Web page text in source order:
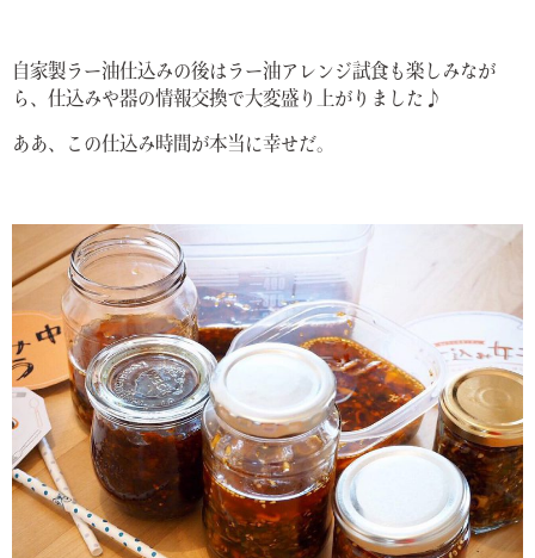
自家製ラー油仕込みの後はラー油アレンジ試食も楽しみなが
ら、仕込みや器の情報交換で大変盛り上がりました♪
ああ、この仕込み時間が本当に幸せだ。